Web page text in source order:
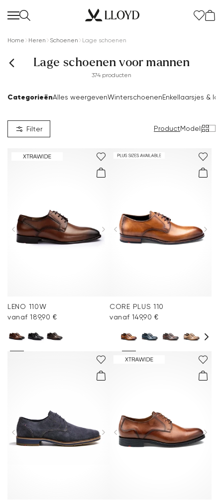
Home Heren Schoenen Lage schoenen
Lage schoenen voor mannen
374 producten
CategorieënAlles weergevenWinterschoenenEnkellaarsjes &
Filter ProductModel|
LENO 110W
vanaf 189,90 €
CORE PLUS 110
vanaf 149,90 €